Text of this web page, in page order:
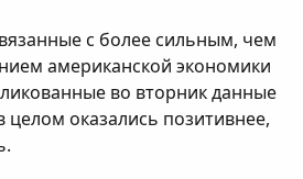
с более сильным, чем
американской экономики
во вторник данные
оказались позитивнее,